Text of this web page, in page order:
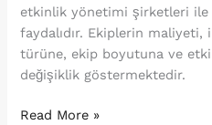
etkinlik yönetimi şirketleri ile
faydalıdır. Ekiplerin
türüne, ekip boyutuna ve
değişiklik göstermektedir.
Read More »